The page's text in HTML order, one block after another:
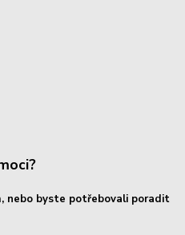
nebo byste potřebovali poradit